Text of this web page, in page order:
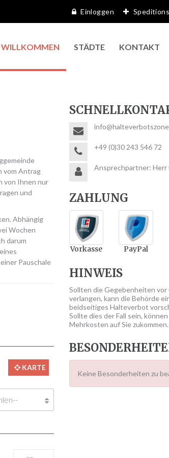
Einloggen
WILLKOMMEN STÄDTE KONTAKT
vom Antrag
von Ihnen nur
und
Abhängig
Wochen
darum
Pauschale
KARTE
+49 (0)30 243 546 72
Ansprechpartner: Herr
ZAHLUNG
Vorkasse PayPal
HINWEIS
Sollten die Gegebenheiten vor
verlangen, kann die Behörde
beidseitiges Halteverbot
Sollte dies der Fall sein, können
Mehrkosten auf Sie zukommen.
Keine Besonderheiten zu